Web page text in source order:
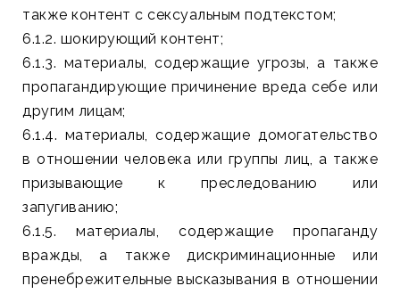
также контент с сексуальным подтекстом;
6.1.2. шокирующий контент;
6.1.3. материалы, содержащие угрозы, а также
пропагандирующие причинение вреда себе или
другим лицам;
6.1.4. материалы, содержащие домогательство
в отношении человека или группы лиц, а также
призывающие к преследованию или
запугиванию;
6.1.5. материалы, содержащие пропаганду
вражды, а также дискриминационные или
пренебрежительные высказывания в отношении